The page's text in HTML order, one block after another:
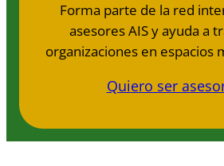
Forma parte de la red
asesores AIS y ayuda a
organizaciones en espacios
Quiero ser